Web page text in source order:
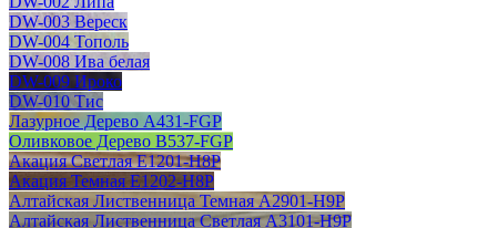
DW-003 Вереск
DW-004 Тополь
DW-008 Ива белая
DW-009 Ироко
DW-010 Тис
Лазурное Дерево A431-FGP
Оливковое Дерево B537-FGP
Акация Светлая E1201-H8P
Акация Темная E1202-H8P
Алтайская Лиственница Темная A2901-H9P
Алтайская Лиственница Светлая А3101-H9P